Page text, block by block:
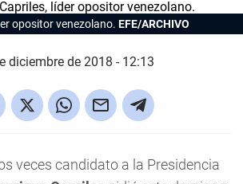
opositor venezolano. EFE/ARCHIVO
diciembre de 2018 - 12:13
veces candidato a la Presidencia